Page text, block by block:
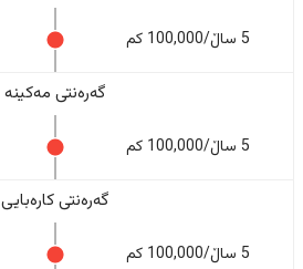
5 ساڵ/100,000 کم
گەرەنتی مەکینە
5 ساڵ/100,000 کم
گەرەنتی کارەبایی
5 ساڵ/100,000 کم